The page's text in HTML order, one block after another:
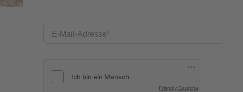
E-Mail-Adresse
Friendly Captcha